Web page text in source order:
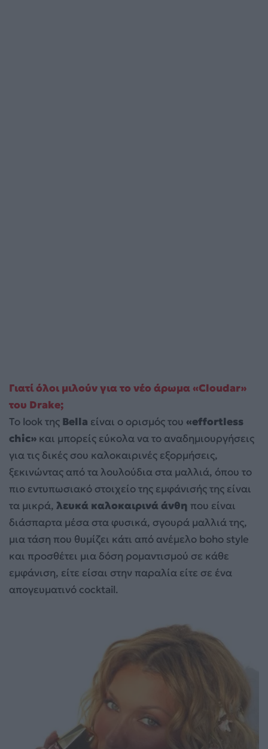
Γιατί όλοι μιλούν για το νέο άρωμα «Cloudar»
του Drake;
Το look της Bella είναι ο ορισμός του «effortless
chic» και μπορείς εύκολα να το αναδημιουργήσεις
για τις δικές σου καλοκαιρινές εξορμήσεις,
ξεκινώντας από τα λουλούδια στα μαλλιά, όπου το
πιο εντυπωσιακό στοιχείο της εμφάνισής της είναι
τα μικρά, λευκά καλοκαιρινά άνθη που είναι
διάσπαρτα μέσα στα φυσικά, σγουρά μαλλιά της,
μια τάση που θυμίζει κάτι από ανέμελο boho style
και προσθέτει μια δόση ρομαντισμού σε κάθε
εμφάνιση, είτε είσαι στην παραλία είτε σε ένα
απογευματινό cocktail.